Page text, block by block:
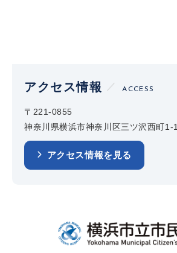
アクセス情報 ACCESS
〒221-0855
神奈川県横浜市神奈川区三ツ沢西町1-1
アクセス情報を見る